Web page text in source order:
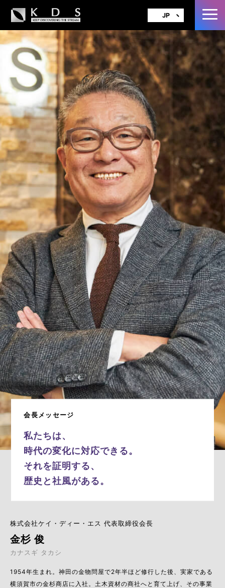
JP
EN
会長メッセージ
私たちは、
時代の変化に対応できる。
それを証明する、
歴史と社風がある。
株式会社ケイ・ディー・エス 代表取締役会長
金杉 俊
カナスギ タカシ
1954年生まれ。神田の金物問屋で2年半ほど修行した後、実家である
横須賀市の金杉商店に入社。土木資材の商社へと育て上げ、その事業